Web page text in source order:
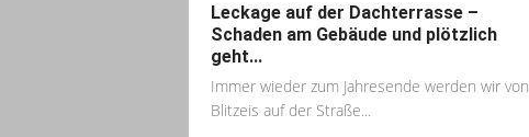
Leckage auf der Dachterrasse –
Schaden am Gebäude und plötzlich
geht...
Immer wieder zum Jahresende werden wir von
Blitzeis auf der Straße...